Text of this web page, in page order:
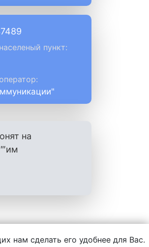
пункт:
на
пользователями.
нам сделать его удобнее для Вас.